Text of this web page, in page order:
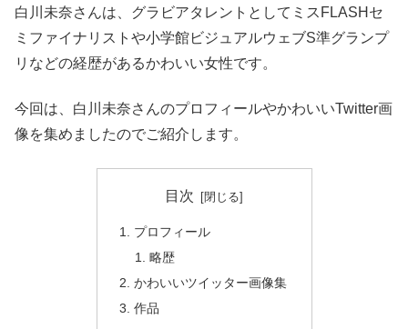
白川未奈さんは、グラビアタレントとしてミスFLASHセ
ミファイナリストや小学館ビジュアルウェブS準グランプ
リなどの経歴があるかわいい女性です。
今回は、白川未奈さんのプロフィールやかわいいTwitter画
像を集めましたのでご紹介します。
目次
プロフィール
略歴
かわいいツイッター画像集
作品